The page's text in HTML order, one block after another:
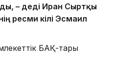
– деді Иран Сыртқы
ресми өкілі Эсмаил
БАҚ-тары